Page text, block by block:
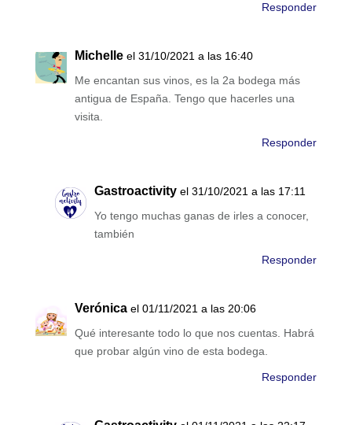
Responder
Michelle el 31/10/2021 a las 16:40
Me encantan sus vinos, es la 2a bodega más
antigua de España. Tengo que hacerles una
visita.
Responder
Gastroactivity el 31/10/2021 a las 17:11
Yo tengo muchas ganas de irles a conocer,
también
Responder
Verónica el 01/11/2021 a las 20:06
Qué interesante todo lo que nos cuentas. Habrá
que probar algún vino de esta bodega.
Responder